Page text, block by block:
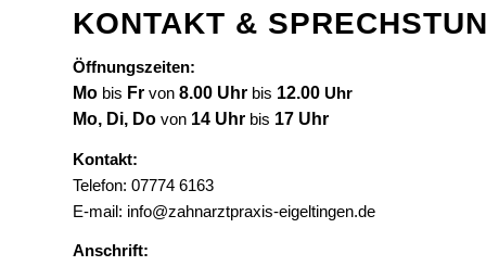
KONTAKT &
Öffnungszeiten:
Mo bis Fr von 8.00 Uhr bis 12.00 Uhr
Mo, Di, Do von 14 Uhr bis 17 Uhr
Kontakt:
Telefon: 07774 6163
E-mail: info@zahnarztpraxis-eigeltingen.de
Anschrift: